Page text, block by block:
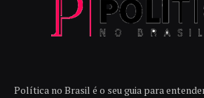
Política no Brasil é o seu guia para